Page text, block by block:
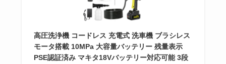
高圧洗浄機 コードレス 充電式 洗車機 ブラシレス
モータ搭載 10MPa 大容量バッテリー 残量表示
PSE認証済み マキタ18Vバッテリー対応可能 3段